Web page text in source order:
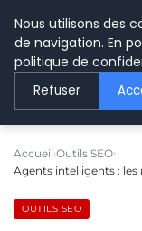
LE
Accueil Outils SEO
Agents intelligents :
OUTILS SEO
Nous utilisons des
de navigation. En
politique de
Refuser